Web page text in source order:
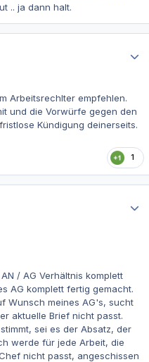
.. ja dann halt.
Arbeitsrechlter empfehlen.
und die Vorwürfe gegen den
Kündigung deinerseits.
1
/ AG Verhältnis komplett
AG komplett fertig gemacht.
Wunsch meines AG's, sucht
aktuelle Brief nicht passt.
sei es der Absatz, der
werde für jede Arbeit, die
nicht passt, angeschissen